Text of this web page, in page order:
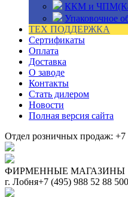
ККМ и
Упаковочное
ТЕХ ПОДДЕРЖКА
Сертификаты
Оплата
Доставка
О заводе
Контакты
Стать дилером
Новости
Полная версия сайта
Отдел розничных продаж: +7
ФИРМЕННЫЕ МАГАЗИНЫ
г. Лобня+7 (495) 988 52 88